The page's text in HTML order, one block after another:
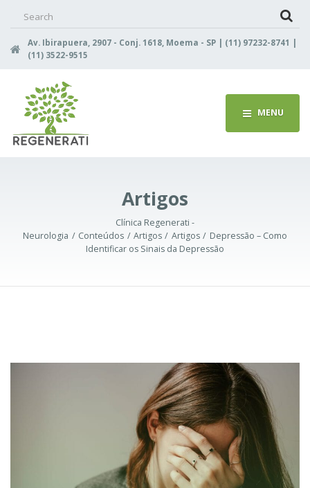
Av. Ibirapuera, 2907 - Conj. 1618, Moema - SP | (11) 97232-8741 |
(11) 3522-9515
MENU
Artigos
Clínica Regenerati -
Neurologia
Conteúdos Artigos Artigos
Depressão – Como
Identificar os Sinais da Depressão